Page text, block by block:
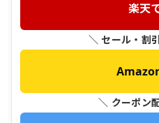
楽天
＼ セール・割
＼ クーポン